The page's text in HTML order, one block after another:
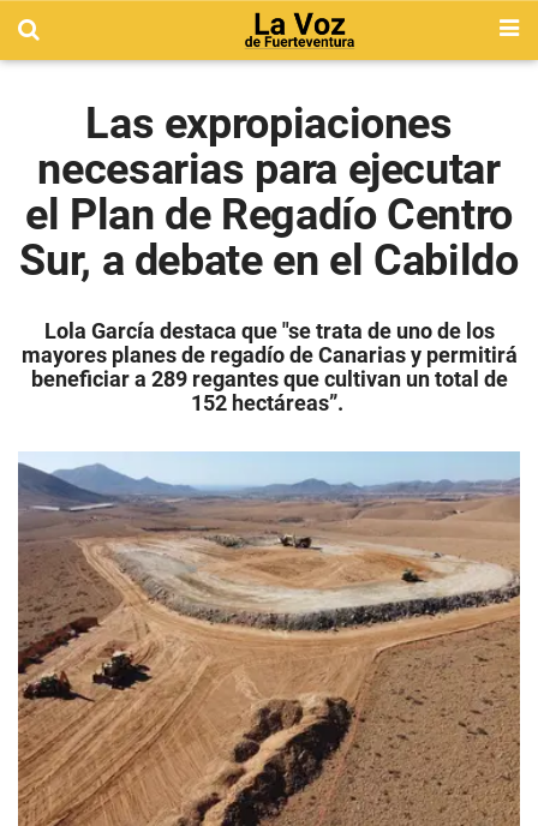
Las expropiaciones
necesarias para ejecutar
el Plan de Regadío Centro
Sur, a debate en el Cabildo
Lola García destaca que "se trata de uno de los
mayores planes de regadío de Canarias y permitirá
beneficiar a 289 regantes que cultivan un total de
152 hectáreas”.